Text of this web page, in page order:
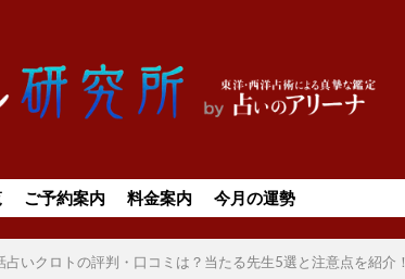
ご予約案内 料金案内 今月の運勢
占いクロトの評判・口コミは？当たる先生5選と注意点を紹介！